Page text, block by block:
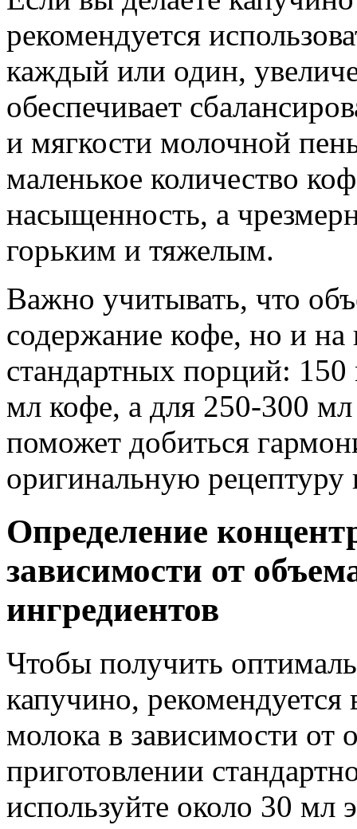
рекомендуется
каждый или один,
обеспечивает
и мягкости молочной
маленькое количество
насыщенность, а
горьким и тяжелым.
Важно учитывать, что
содержание кофе, но и
стандартных порций:
мл кофе, а для 250-300
поможет добиться
оригинальную рецептуру
Определение
зависимости от
ингредиентов
Чтобы получить
капучино,
молока в зависимости от
приготовлении
используйте около 30 мл